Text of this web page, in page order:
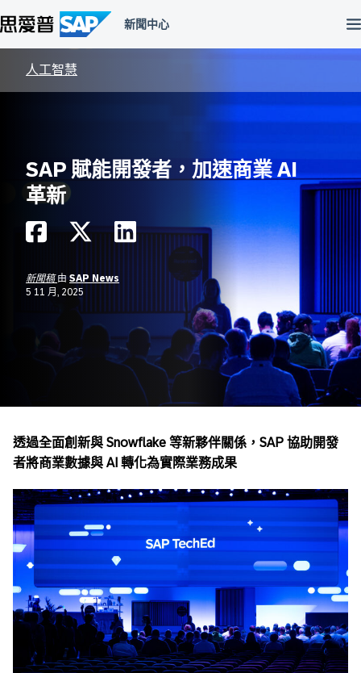
至
主
內
人工智慧
SAP 賦能開發者，加速商業 AI
革新
新聞稿由SAP News
5 11 月, 2025
透過全面創新與 Snowflake 等新夥伴關係， SAP 協助開發
者將商業數據與 AI 轉化為實際業務成果